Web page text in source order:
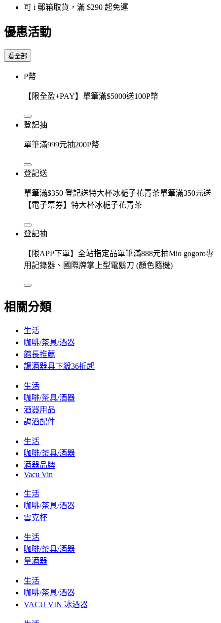
可 i 郵箱取貨，滿 $290 起免運
優惠活動
看全部
P幣
【限全盈+PAY】單筆滿$5000送100P幣
登記抽
單筆滿999元抽200P幣
登記送
單筆滿$350 登記送特大杯冰梔子花青茶單筆滿350元送
【電子票券】特大杯冰梔子花青茶
登記抽
【限APP下單】全站指定品單筆滿888元抽Mio gogoro專
用記錄器、國際牌掌上型電鬍刀 (顏色隨機)
相關分類
生活
咖啡/茶具/酒器
館長推薦
調酒器具下殺36折起
生活
咖啡/茶具/酒器
酒器用品
調酒配件
生活
咖啡/茶具/酒器
酒器品牌
Vacu Vin
生活
咖啡/茶具/酒器
雪克杯
生活
咖啡/茶具/酒器
量酒器
生活
咖啡/茶具/酒器
VACU VIN 冰酒器